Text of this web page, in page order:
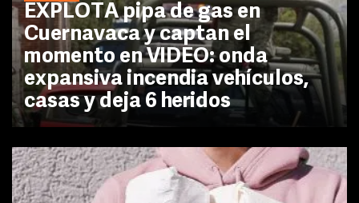
EXPLOTA pipa de gas en
Cuernavaca y captan el
momento en VIDEO: onda
expansiva incendia vehículos,
casas y deja 6 heridos